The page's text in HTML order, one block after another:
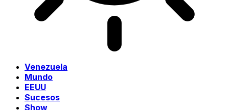
Venezuela
Mundo
EEUU
Sucesos
Show